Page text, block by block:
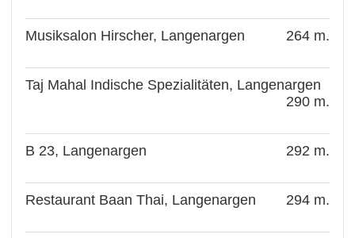
Musiksalon Hirscher, Langenargen 264 m.
Taj Mahal Indische Spezialitäten, Langenargen
290 m.
B 23, Langenargen 292 m.
Restaurant Baan Thai, Langenargen 294 m.